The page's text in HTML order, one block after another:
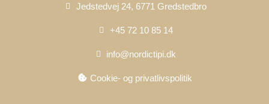
Jedstedvej 24, 6771 Gredstedbro
+45 72 10 85 14
info@nordictipi.dk
Cookie- og privatlivspolitik